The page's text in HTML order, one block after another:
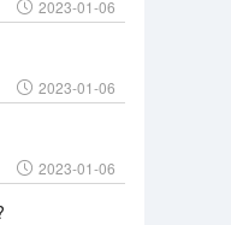
2023-01-06
2023-01-06
2023-01-06